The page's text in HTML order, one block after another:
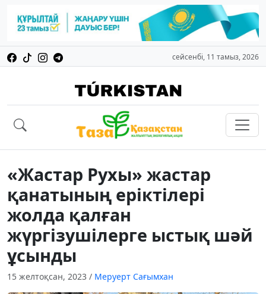
сейсенбі, 11 тамыз, 2026
«Жастар Рухы» жастар
қанатының еріктілері
жолда қалған
жүргізушілерге ыстық шәй
ұсынды
15 желтоқсан, 2023 / Меруерт Сағымхан